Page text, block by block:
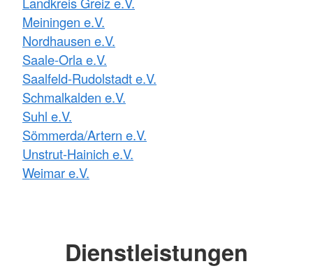
Meiningen e.V.
Nordhausen e.V.
Saale-Orla e.V.
Saalfeld-Rudolstadt e.V.
Schmalkalden e.V.
Suhl e.V.
Sömmerda/Artern e.V.
Unstrut-Hainich e.V.
Weimar e.V.
Dienstleistungen